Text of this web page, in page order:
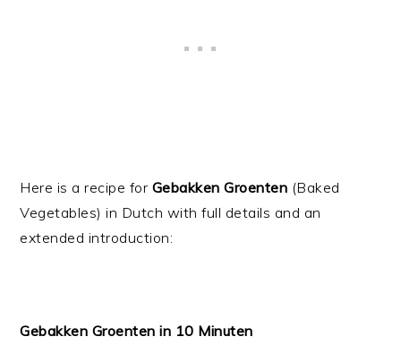
Here is a recipe for Gebakken Groenten (Baked
Vegetables) in Dutch with full details and an
extended introduction:
Gebakken Groenten in 10 Minuten